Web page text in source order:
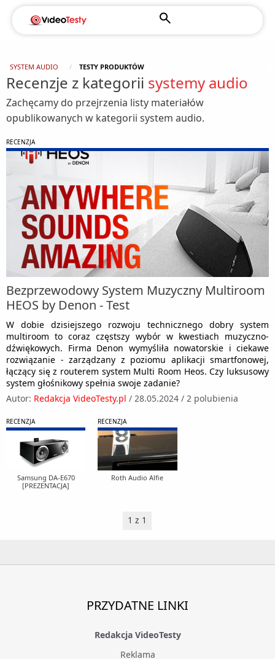
SYSTEM AUDIO TESTY PRODUKTÓW
Recenzje z kategorii systemy audio
Zachęcamy do przejrzenia listy materiałów
opublikowanych w kategorii system audio.
RECENZJA
Bezprzewodowy System Muzyczny Multiroom
HEOS by Denon - Test
W dobie dzisiejszego rozwoju technicznego dobry system
multiroom to coraz częstszy wybór w kwestiach muzyczno-
dźwiękowych. Firma Denon wymyśliła nowatorskie i ciekawe
rozwiązanie - zarządzany z poziomu aplikacji smartfonowej,
łączący się z routerem system Multi Room Heos. Czy luksusowy
system głośnikowy spełnia swoje zadanie?
Autor: Redakcja VideoTesty.pl / 28.05.2024 / 2 polubienia
RECENZJA
Samsung DA-E670
[PREZENTACJA]
RECENZJA
Roth Audio Alfie
1 z 1
PRZYDATNE LINKI
Redakcja VideoTesty
Reklama